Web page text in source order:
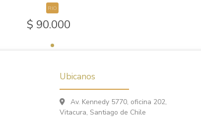
RIO
$ 90.000
Ubicanos
Av. Kennedy 5770, oficina 202,
Vitacura, Santiago de Chile